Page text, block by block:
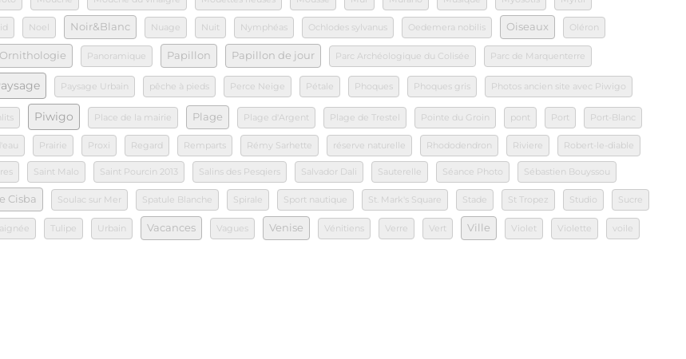
Noel Noir&Blanc Nuage Nuit Nymphéas Ochlodes sylvanus Oedemera nobilis Oiseaux Oléron
Ornithologie Panoramique Papillon Papillon de jour Parc Archéologique du Colisée Parc de Marquenterre
Paysage Urbain pêche à pieds Perce Neige Pétale Phoques Phoques gris Photos ancien site avec Piwigo
Piwigo Place de la mairie Plage Plage d'Argent Plage de Trestel Pointe du Groin pont Port Port-Blanc
Prairie Proxi Regard Remparts Rémy Sarhette réserve naturelle Rhododendron Riviere Robert-le-diable
Saint Malo Saint Pourcin 2013 Salins des Pesqiers Salvador Dali Sauterelle Séance Photo Sébastien Bouyssou
Cisba Soulac sur Mer Spatule Blanche Spirale Sport nautique St. Mark's Square Stade St Tropez Studio Sucre
Tulipe Urbain Vacances Vagues Venise Vénitiens Verre Vert Ville Violet Violette voile